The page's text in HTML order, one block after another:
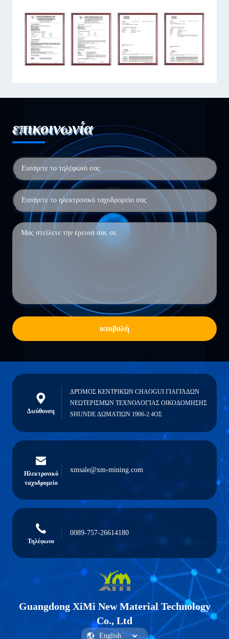
επικοινωνία
υποβολή
Διεύθυνση
ΔΡΌΜΟΣ ΚΕΝΤΡΙΚΏΝ CHAOGUI ΓΙΑΓΙΆΔΩΝ
ΝΕΩΤΕΡΙΣΜΏΝ ΤΕΧΝΟΛΟΓΊΑΣ ΟΙΚΟΔΟΜΗΣΗΣ
SHUNDE ΔΩΜΑΤΙΩΝ 1906-2 4ΟΣ
Ηλεκτρονικό
ταχυδρομείο
xmsale@xm-mining.com
Τηλέφωνο
0089-757-26614180
Guangdong XiMi New Material Technology
Co., Ltd